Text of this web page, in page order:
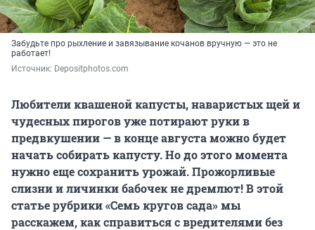
Забудьте про рыхление и завязывание кочанов вручную — это не
работает!
Источник: Depositphotos.com
Любители квашеной капусты, наваристых щей и
чудесных пирогов уже потирают руки в
предвкушении — в конце августа можно будет
начать собирать капусту. Но до этого момента
нужно еще сохранить урожай. Прожорливые
слизни и личинки бабочек не дремлют! В этой
статье рубрики «Семь кругов сада» мы
расскажем, как справиться с вредителями без